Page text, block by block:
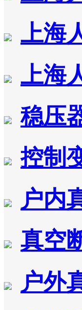
上海
上海
稳压
控制
户内
真空
户外